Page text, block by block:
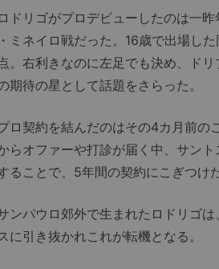
ドリゴがプロデビューしたのは一昨
ミネイロ戦だった。16歳で出場し
。右利きなのに左足でも決め、ド
期待の星として話題をさらった。
ロ契約を結んだのはその4カ月前の
らオファーや打診が届く中、サン
ることで、5年間の契約にこぎつけた
ンパウロ郊外で生まれたロドリゴ
に引き抜かれこれが転機となる。